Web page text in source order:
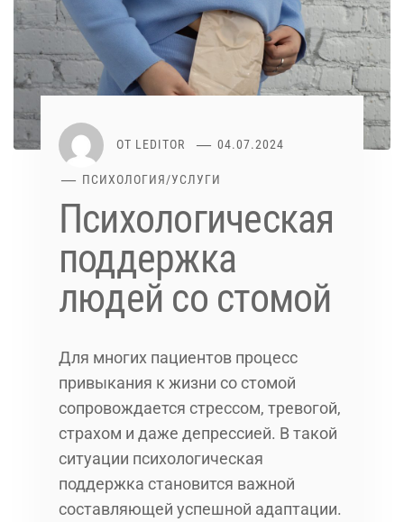
ОТ LEDITOR 04.07.2024
ПСИХОЛОГИЯ/УСЛУГИ
Психологическая
поддержка
людей со стомой
Для многих пациентов процесс
привыкания к жизни со стомой
сопровождается стрессом, тревогой,
страхом и даже депрессией. В такой
ситуации психологическая
поддержка становится важной
составляющей успешной адаптации.